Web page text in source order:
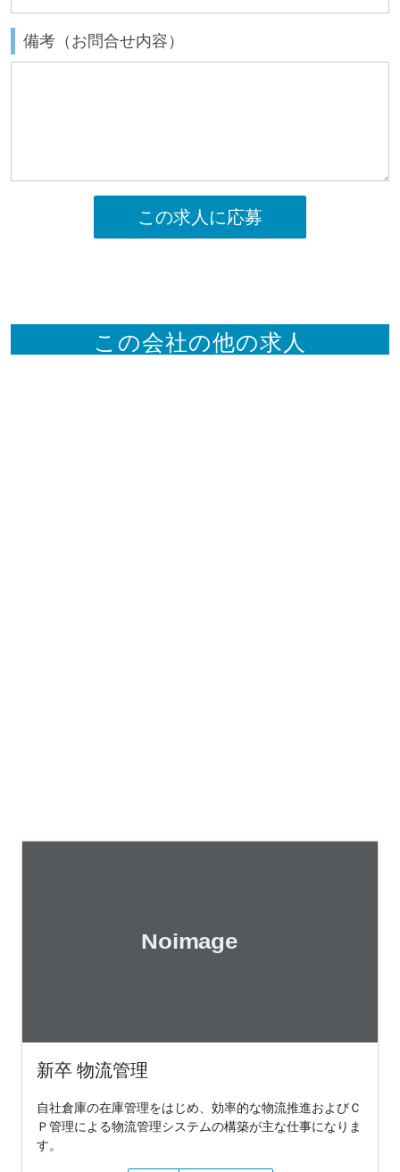
備考（お問合せ内容）
この求人に応募
この会社の他の求人
新卒 物流管理
自社倉庫の在庫管理をはじめ、効率的な物流推進およびＣ
Ｐ管理による物流管理システムの構築が主な仕事になりま
す。